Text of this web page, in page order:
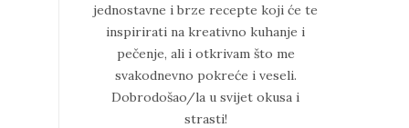
jednostavne i brze recepte koji će te
inspirirati na kreativno kuhanje i
pečenje, ali i otkrivam što me
svakodnevno pokreće i veseli.
Dobrodošao/la u svijet okusa i
strasti!